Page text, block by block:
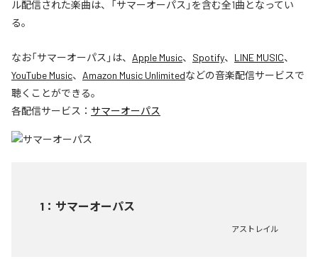
ル配信された楽曲は、「サマーオーパス」を含む全1曲となってい
る。
なお「サマーオーパス 」は、 Apple Music、 Spotify、 LINE MUSIC、
YouTube Music、 Amazon Music Unlimitedなどの音楽配信サービスで
聴くことができる。
各配信サービス： サマーオーパス
1 ： サマーオーパス
アストレイル